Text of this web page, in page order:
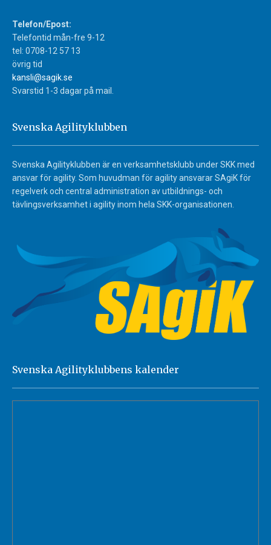
Telefon/Epost:
Telefontid mån-fre 9-12
tel: 0708-12 57 13
övrig tid
kansli@sagik.se
Svarstid 1-3 dagar på mail.
Svenska Agilityklubben
Svenska Agilityklubben är en verksamhetsklubb under SKK med
ansvar för agility. Som huvudman för agility ansvarar SAgiK för
regelverk och central administration av utbildnings- och
tävlingsverksamhet i agility inom hela SKK-organisationen.
Svenska Agilityklubbens kalender